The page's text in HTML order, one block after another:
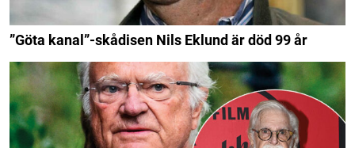
”Göta kanal”-skådisen Nils Eklund är död 99 år